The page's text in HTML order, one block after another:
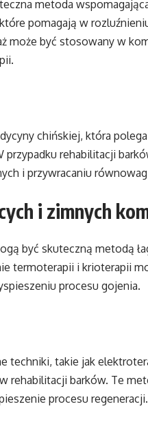
metoda
pomagają w
może być stosowany w
chińskiej, która
przypadku rehabilitacji
i przywracaniu
i zimnych
być skuteczną metodą
termoterapii i krioterapii
procesu gojenia.
techniki, takie jak
rehabilitacji barków. Te
procesu regeneracji.